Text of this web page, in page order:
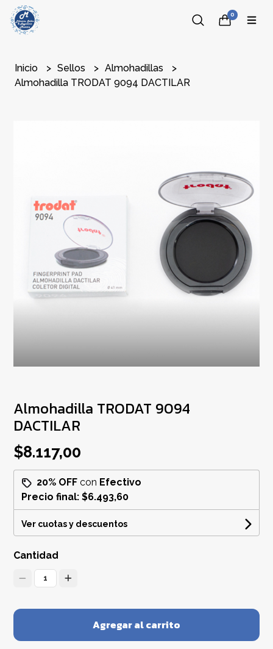
0
Inicio Sellos
Almohadillas
Almohadilla TRODAT 9094 DACTILAR
Almohadilla TRODAT 9094
DACTILAR
$8.117,00
20% OFF con Efectivo
Precio final:$6.493,60
Ver cuotas y descuentos
Cantidad
1
Agregar al carrito